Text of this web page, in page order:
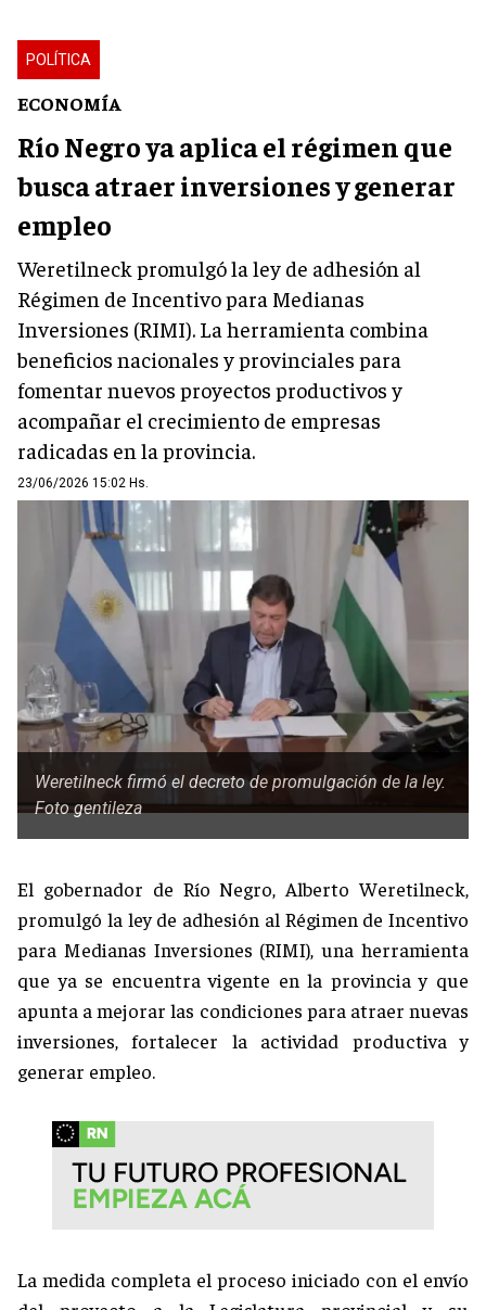
POLÍTICA
ECONOMÍA
Río Negro ya aplica el régimen que
busca atraer inversiones y generar
empleo
Weretilneck promulgó la ley de adhesión al
Régimen de Incentivo para Medianas
Inversiones (RIMI). La herramienta combina
beneficios nacionales y provinciales para
fomentar nuevos proyectos productivos y
acompañar el crecimiento de empresas
radicadas en la provincia.
23/06/2026 15:02 Hs.
Weretilneck firmó el decreto de promulgación de la ley.
Foto gentileza
El gobernador de Río Negro, Alberto Weretilneck,
promulgó la ley de adhesión al Régimen de Incentivo
para Medianas Inversiones (RIMI), una herramienta
que ya se encuentra vigente en la provincia y que
apunta a mejorar las condiciones para atraer nuevas
inversiones, fortalecer la actividad productiva y
generar empleo.
La medida completa el proceso iniciado con el envío